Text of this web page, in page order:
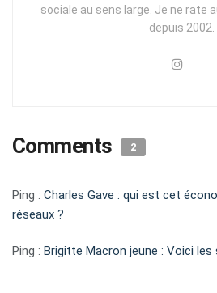
sociale au sens large. Je ne rate
depuis 2002.
Comments 2
Ping : Charles Gave : qui est cet
réseaux ?
Ping : Brigitte Macron jeune : Voici